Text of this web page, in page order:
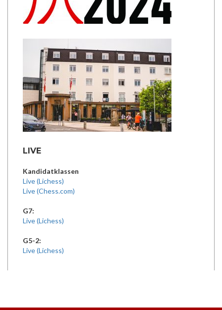
LIVE
Kandidatklassen
Live (Lichess)
Live (Chess.com)
G7:
Live (Lichess)
G5-2:
Live (Lichess)